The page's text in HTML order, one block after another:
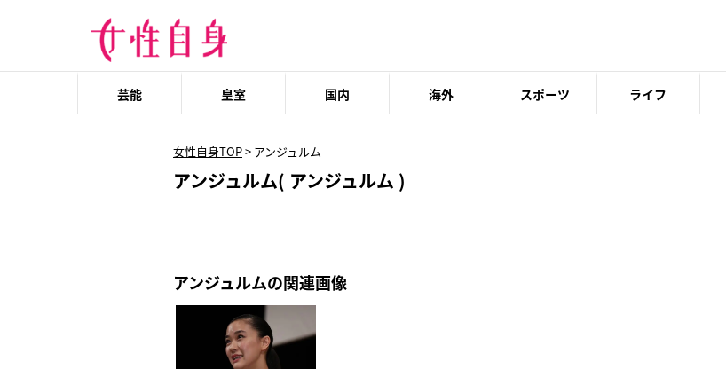
芸能 皇室 国内 海外 スポーツ ライフ
女性自身TOP> アンジュルム
アンジュルム( アンジュルム )
アンジュルムの関連画像